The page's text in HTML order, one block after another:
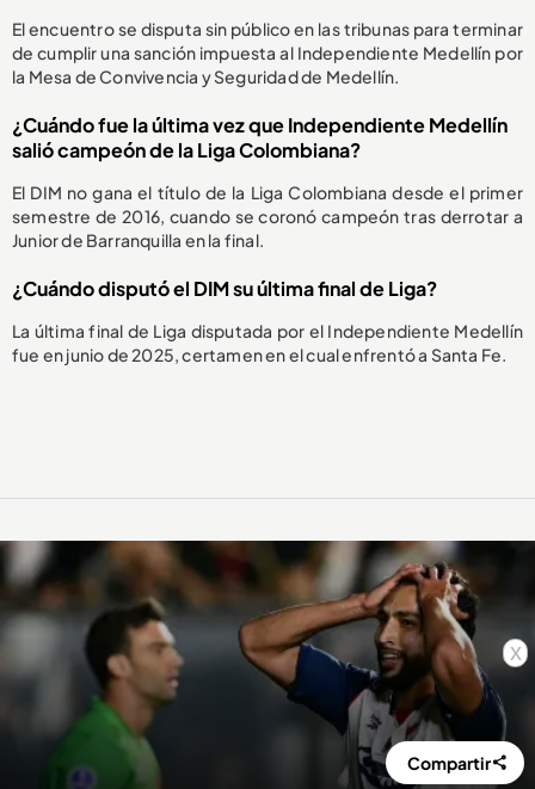
x
El encuentro se disputa sin público en las tribunas para terminar
de cumplir una sanción impuesta al Independiente Medellín por
la Mesa de Convivencia y Seguridad de Medellín.
¿Cuándo fue la última vez que Independiente Medellín
salió campeón de la Liga Colombiana?
El DIM no gana el título de la Liga Colombiana desde el primer
semestre de 2016, cuando se coronó campeón tras derrotar a
Junior de Barranquilla en la final.
¿Cuándo disputó el DIM su última final de Liga?
La última final de Liga disputada por el Independiente Medellín
fue en junio de 2025, certamen en el cual enfrentó a Santa Fe.
Compartir